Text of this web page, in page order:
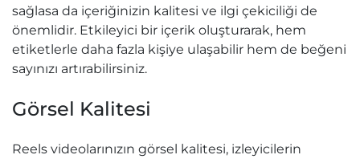
sağlasa da içeriğinizin kalitesi ve ilgi çekiciliği de
önemlidir. Etkileyici bir içerik oluşturarak, hem
etiketlerle daha fazla kişiye ulaşabilir hem de beğeni
sayınızı artırabilirsiniz.
Görsel Kalitesi
Reels videolarınızın görsel kalitesi, izleyicilerin